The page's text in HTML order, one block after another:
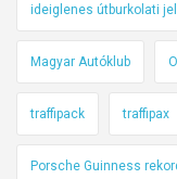
ideiglenes útburkolati jel
Magyar Autóklub
traffipack traffipax
Porsche Guinness